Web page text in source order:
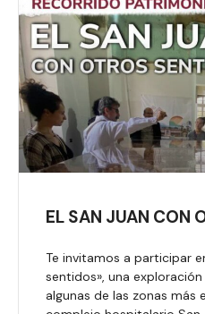
EL SAN JUAN CON
Te invitamos a participar
sentidos», una
algunas de las zonas más